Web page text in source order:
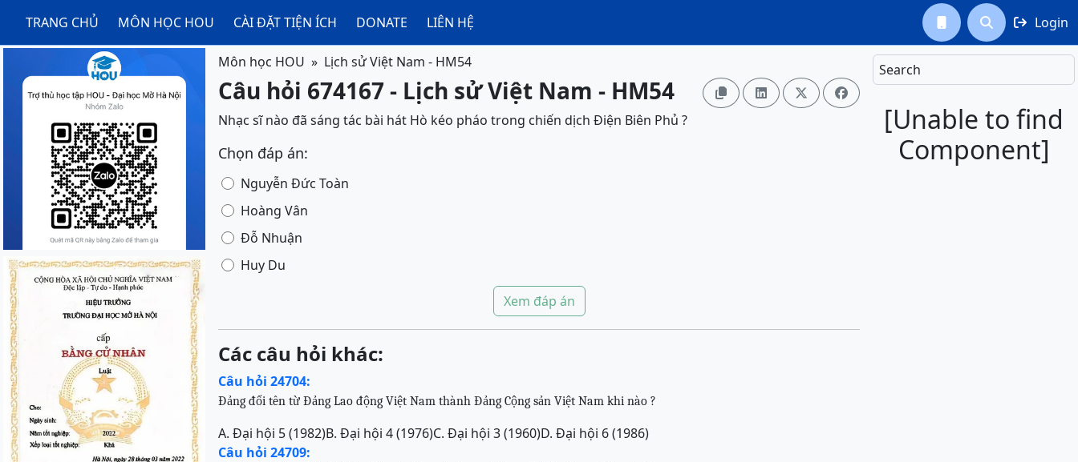
TRANG CHỦ MÔN HỌC HOU CÀI ĐẶT TIỆN ÍCH DONATE LIÊN HỆ   Login
Search
[Unable to find
Component]
Môn học HOU Lịch sử Việt Nam - HM54
Câu hỏi 674167 - Lịch sử Việt Nam - HM54    
Nhạc sĩ nào đã sáng tác bài hát Hò kéo pháo trong chiến dịch Điện Biên Phủ ?
Chọn đáp án:
Nguyễn Đức Toàn
Hoàng Vân
Đỗ Nhuận
Huy Du
Xem đáp án
Các câu hỏi khác:
Câu hỏi 24704:
Đảng đổi tên từ Đảng Lao động Việt Nam thành Đảng Cộng sản Việt Nam khi nào ?
A. Đại hội 5 (1982)B. Đại hội 4 (1976)C. Đại hội 3 (1960)D. Đại hội 6 (1986)
Câu hỏi 24709: